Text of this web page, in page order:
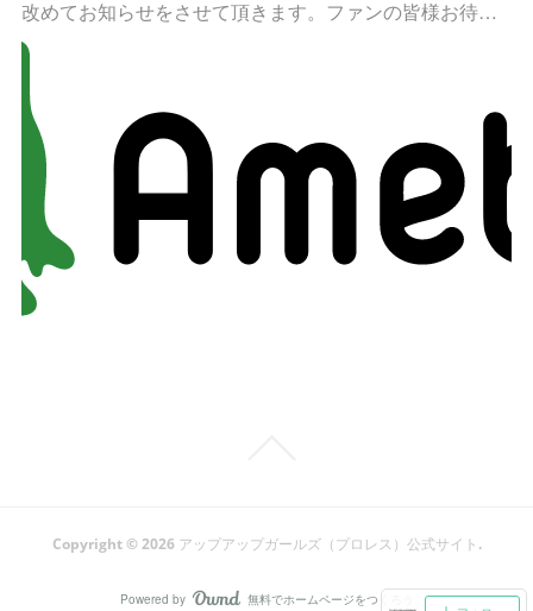
改めてお知らせをさせて頂きます。ファンの皆様お待…
Copyright © 2026 アップアップガールズ（プロレス）公式サイト .
Powered by AmebaOwnd
無料でホームページをつくろう